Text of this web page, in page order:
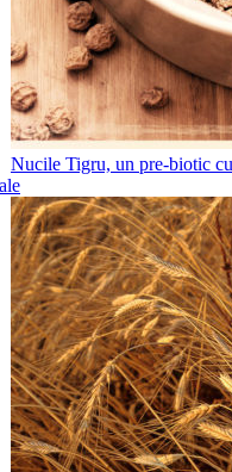
Nucile Tigru, un pre-biotic